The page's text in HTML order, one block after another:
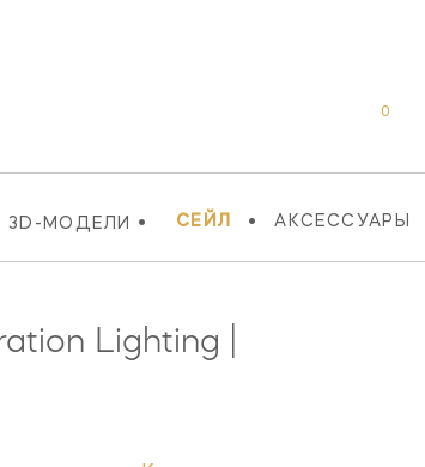
3D-МОДЕЛИ • СЕЙЛ • АКСЕССУАРЫ
0
Lighting |